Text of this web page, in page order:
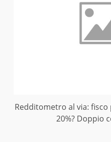
Redditometro al via:
20%? Doppio